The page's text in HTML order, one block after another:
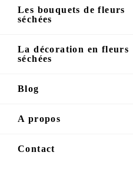
Les bouquets de fleurs
séchées
La décoration en fleurs
séchées
Blog
A propos
Contact